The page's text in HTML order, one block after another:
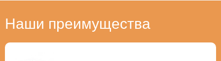
Наши преимущества